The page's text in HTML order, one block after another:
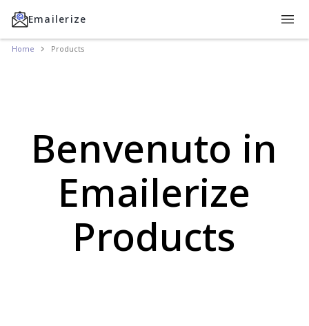
Emailerize
Home Products
Benvenuto in
Emailerize
Products